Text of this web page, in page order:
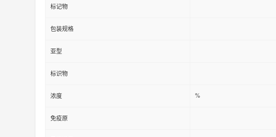
标记物
包装规格
亚型
标识物
浓度 %
免疫原